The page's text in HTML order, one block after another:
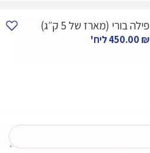
פילה בורי (מארז של 5 ק״ג)
450.00 ₪ ליח'